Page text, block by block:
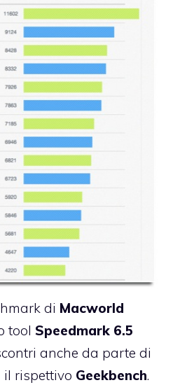
di Macworld
tool Speedmark 6.5
anche da parte di
il rispettivo Geekbench.